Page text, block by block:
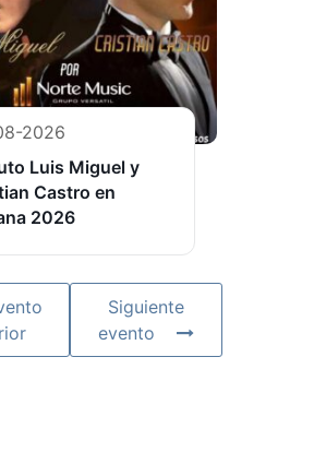
2026
Luis Miguel y
Castro en
2026
Siguiente
evento